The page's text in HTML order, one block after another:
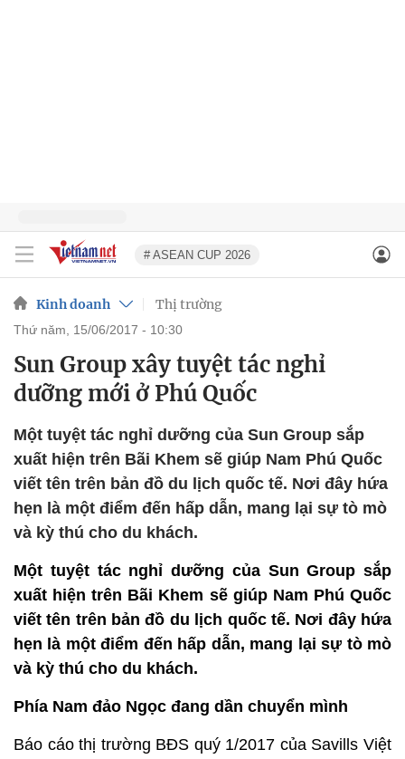
# ASEAN CUP 2026
Kinh doanh Thị trường
thứ năm, 15/06/2017 - 10:30
Sun Group xây tuyệt tác nghỉ
dưỡng mới ở Phú Quốc
Một tuyệt tác nghỉ dưỡng của Sun Group sắp
xuất hiện trên Bãi Khem sẽ giúp Nam Phú Quốc
viết tên trên bản đồ du lịch quốc tế. Nơi đây hứa
hẹn là một điểm đến hấp dẫn, mang lại sự tò mò
và kỳ thú cho du khách.
Một tuyệt tác nghỉ dưỡng của Sun Group sắp
xuất hiện trên Bãi Khem sẽ giúp Nam Phú Quốc
viết tên trên bản đồ du lịch quốc tế. Nơi đây hứa
hẹn là một điểm đến hấp dẫn, mang lại sự tò mò
và kỳ thú cho du khách.
Phía Nam đảo Ngọc đang dần chuyển mình
Báo cáo thị trường BĐS quý 1/2017 của Savills Việt